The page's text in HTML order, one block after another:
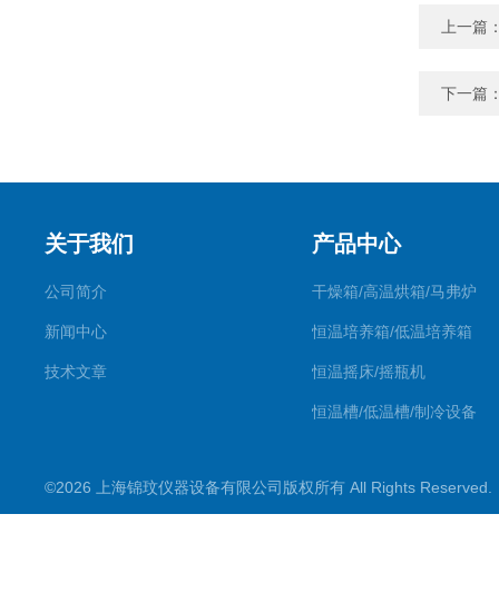
上一篇
下一篇
关于我们
公司简介
新闻中心
技术文章
产品中心
干燥箱/高温烘箱/马弗炉
恒温培养箱/低温培养箱
恒温摇床/摇瓶机
恒温槽/低温槽/制冷设备
超声波仪器
©2026 上海锦玟仪器设备有限公司版权所有 All Rights